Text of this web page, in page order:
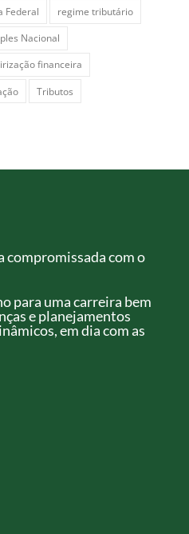
Federal
regime tributário
Nacional
financeira
Tributos
compromissada com o
para uma carreira bem
e planejamentos
em dia com as